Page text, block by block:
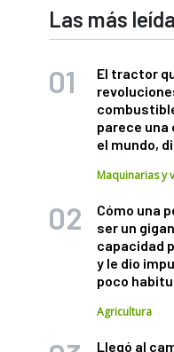
Las más
El tractor
parece
el mundo,
Maquinarias y
Cómo una
ser un
capacidad
y le dio
poco
Agricultura
Llegó al